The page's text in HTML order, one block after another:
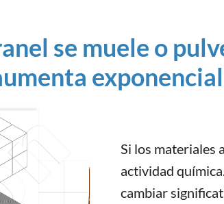
se muele o
Si los materiales
actividad
cambiar